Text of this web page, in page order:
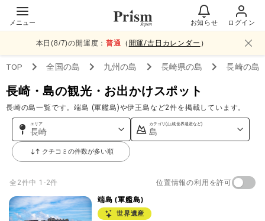
メニュー お知らせ ログイン
本日(8/7)の開運度：普通 （ 開運/吉日カレンダー ）
TOP 全国の島 九州の島 長崎県の島 長崎の島
長崎・島の観光・お出かけスポット
長崎の島一覧です。端島 (軍艦島)や伊王島など2件を掲載しています。
エリア
長崎
カテゴリ(山,城,世界遺産など)
島
クチコミの件数が多い順
全 2件中 1-2件 位置情報の利用を許可
端島 (軍艦島)
世界遺産